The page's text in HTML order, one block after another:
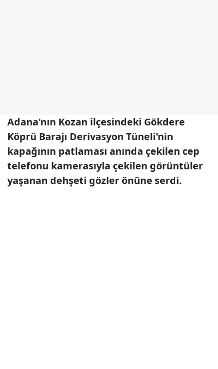
Adana'nın Kozan ilçesindeki Gökdere
Köprü Barajı Derivasyon Tüneli'nin
kapağının patlaması anında çekilen cep
telefonu kamerasıyla çekilen görüntüler
yaşanan dehşeti gözler önüne serdi.